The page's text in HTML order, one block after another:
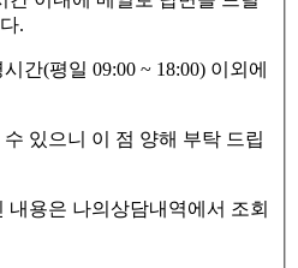
.
간(평일 09:00 ~ 18:00) 이외에
있으니 이 점 양해 부탁 드립
내용은 나의상담내역에서 조회